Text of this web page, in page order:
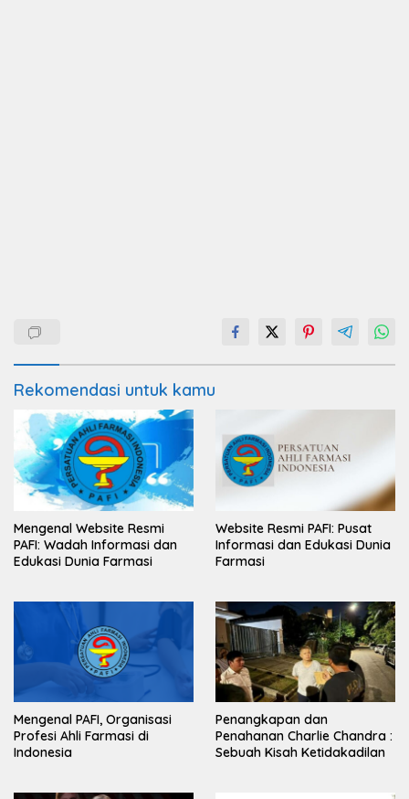
Rekomendasi untuk kamu
Mengenal Website Resmi
PAFI: Wadah Informasi dan
Edukasi Dunia Farmasi
Website Resmi PAFI: Pusat
Informasi dan Edukasi Dunia
Farmasi
Mengenal PAFI, Organisasi
Profesi Ahli Farmasi di
Indonesia
Penangkapan dan
Penahanan Charlie Chandra :
Sebuah Kisah Ketidakadilan